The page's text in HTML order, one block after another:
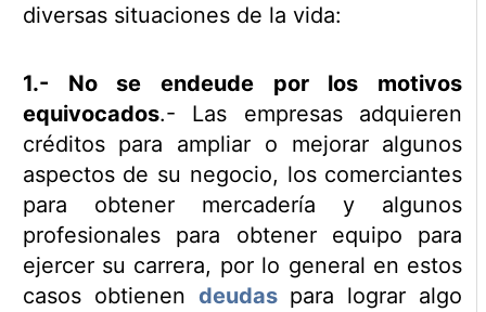
diversas situaciones de la vida:
1.- No se endeude por los motivos
equivocados.- Las empresas adquieren
créditos para ampliar o mejorar algunos
aspectos de su negocio, los comerciantes
para obtener mercadería y algunos
profesionales para obtener equipo para
ejercer su carrera, por lo general en estos
casos obtienen deudaspara lograr algo